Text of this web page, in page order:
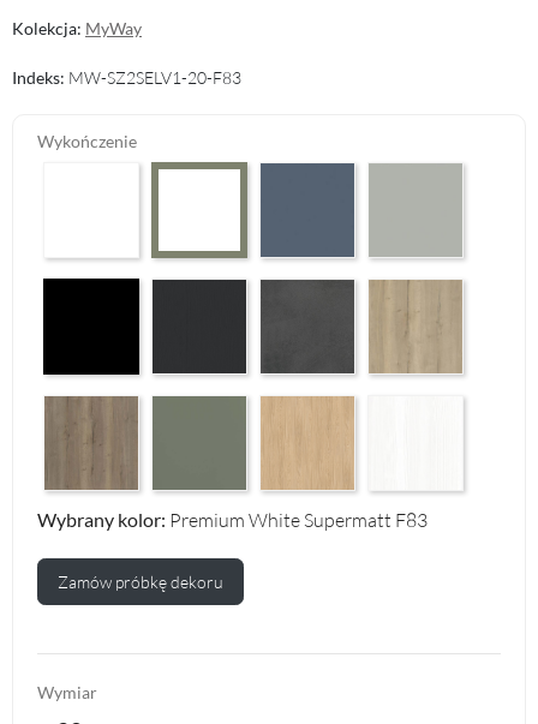
Kolekcja: MyWay
Indeks: MW-SZ2SELV1-20-F83
Wykończenie
Arctic White HG F01
Wybrany kolor: Premium White Supermatt F83
Zamów próbkę dekoru
Wymiar